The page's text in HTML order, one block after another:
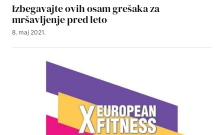
Izbegavajte ovih osam grešaka za
mršavljenje pred leto
8. maj 2021.